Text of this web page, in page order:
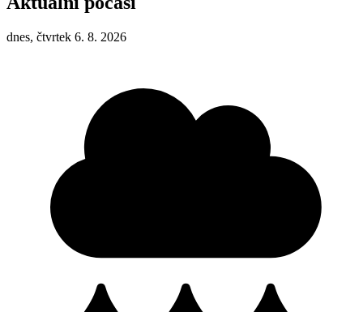
dnes, čtvrtek 6. 8. 2026